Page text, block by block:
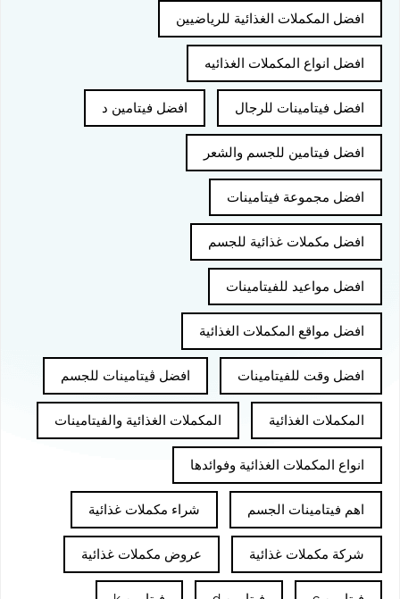
افضل المكملات الغذائية للرياضيين
افضل انواع المكملات الغذائيه
افضل فيتامينات للرجال افضل فيتامين د
افضل فيتامين للجسم والشعر
افضل مجموعة فيتامينات
افضل مكملات غذائية للجسم
افضل مواعيد للفيتامينات
افضل مواقع المكملات الغذائية
افضل وقت للفيتامينات افضل ڤيتامينات للجسم
المكملات الغذائية المكملات الغذائية والفيتامينات
انواع المكملات الغذائية وفوائدها
اهم فيتامينات الجسم شراء مكملات غذائية
شركة مكملات غذائية عروض مكملات غذائية